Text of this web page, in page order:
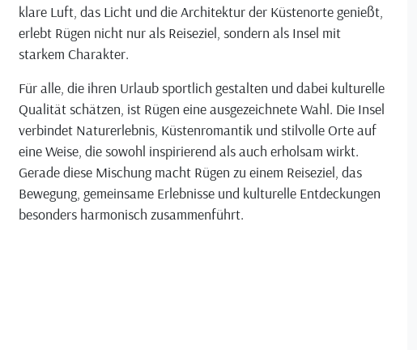
klare Luft, das Licht und die Architektur der Küstenorte genießt,
erlebt Rügen nicht nur als Reiseziel, sondern als Insel mit
starkem Charakter.
Für alle, die ihren Urlaub sportlich gestalten und dabei kulturelle
Qualität schätzen, ist Rügen eine ausgezeichnete Wahl. Die Insel
verbindet Naturerlebnis, Küstenromantik und stilvolle Orte auf
eine Weise, die sowohl inspirierend als auch erholsam wirkt.
Gerade diese Mischung macht Rügen zu einem Reiseziel, das
Bewegung, gemeinsame Erlebnisse und kulturelle Entdeckungen
besonders harmonisch zusammenführt.